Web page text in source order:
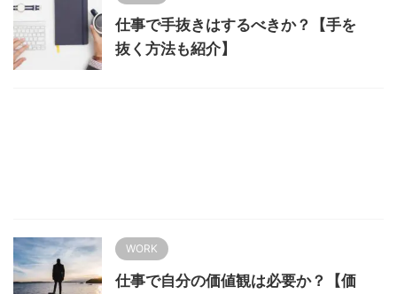
仕事で手抜きはするべきか？【手を
抜く方法も紹介】
WORK
仕事で自分の価値観は必要か？【価